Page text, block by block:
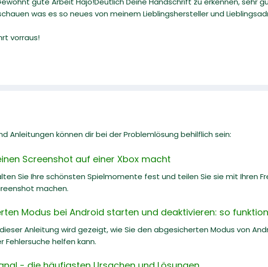
was es so neues von meinem Lieblingshersteller und
vorraus!
Anleitungen können dir bei der Problemlösung behilflich sein:
Screenshot auf einer Xbox macht
Sie Ihre schönsten Spielmomente fest und teilen Sie sie mit Ihren
machen.
Modus bei Android starten und deaktivieren: so
Anleitung wird gezeigt, wie Sie den abgesicherten Modus von
Fehlersuche helfen kann.